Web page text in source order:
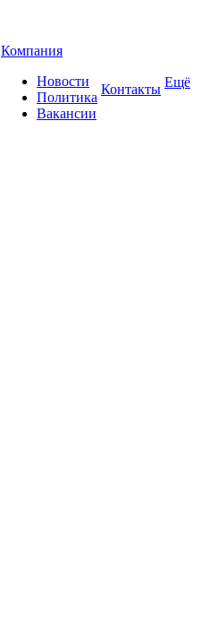
Компания
Новости
Политика
Вакансии
Контакты Ещё